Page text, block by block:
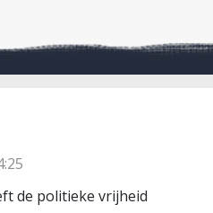
de politieke vrijheid